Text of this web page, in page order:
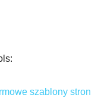
szablony stron